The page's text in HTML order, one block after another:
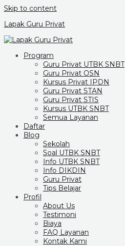
Skip to content
Lapak Guru Privat
Program
Guru Privat UTBK SNBT
Guru Privat OSN
Kursus Privat IPDN
Guru Privat STAN
Guru Privat STIS
Kursus UTBK SNBT
Semua Layanan
Daftar
Blog
Sekolah
Soal UTBK SNBT
Info UTBK SNBT
Info DIKDIN
Guru Privat
Tips Belajar
Profil
About Us
Testimoni
Biaya
FAQ Layanan
Kontak Kami